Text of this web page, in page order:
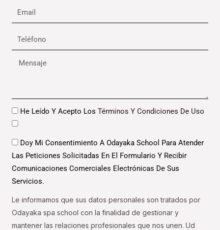
Email
Teléfono
Mensaje
DatosHe Leído Y Acepto Los Términos Y Condiciones De Uso
DatosDoy Mi Consentimiento A Odayaka School Para Atender
Las Peticiones Solicitadas En El Formulario Y Recibir
Comunicaciones Comerciales Electrónicas De Sus
Servicios.
Le informamos que sus datos personales son tratados por
Odayaka spa school con la finalidad de gestionar y
mantener las relaciones profesionales que nos unen. Ud